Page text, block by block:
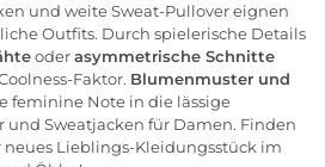
und weite Sweat-Pullover eignen
Outfits. Durch spielerische Details
oderasymmetrische Schnitte
Faktor. Blumenmuster und
feminine Note in die lässige
und Sweatjacken für Damen. Finden
Lieblings-Kleidungsstück im